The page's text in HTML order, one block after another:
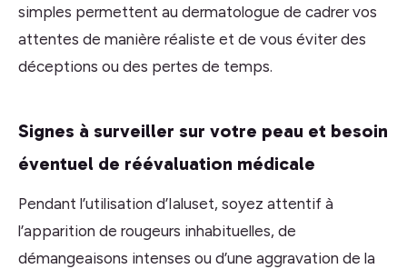
simples permettent au dermatologue de cadrer vos
attentes de manière réaliste et de vous éviter des
déceptions ou des pertes de temps.
Signes à surveiller sur votre peau et besoin
éventuel de réévaluation médicale
Pendant l’utilisation d’Ialuset, soyez attentif à
l’apparition de rougeurs inhabituelles, de
démangeaisons intenses ou d’une aggravation de la